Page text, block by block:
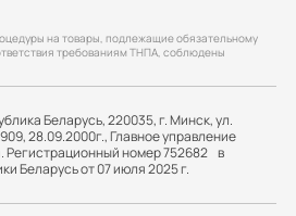
на товары, подлежащие обязательному
требованиям ТНПА, соблюдены
Беларусь, 220035, г. Минск, ул.
28.09.2000г., Главное управление
номер 752682 в
Беларусь от 07 июля 2025 г.